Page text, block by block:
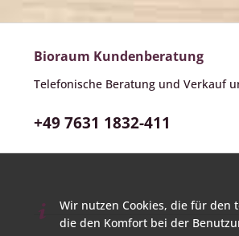
Bioraum Kundenberatung
Telefonische Beratung und Verkauf
+49 7631 1832-411
Wir nutzen Cookies, die für den
die den Komfort bei der